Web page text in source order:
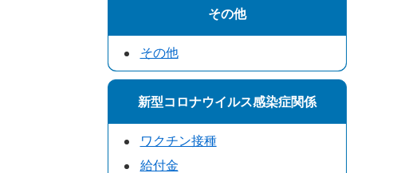
その他
その他
新型コロナウイルス感染症関係
ワクチン接種
給付金